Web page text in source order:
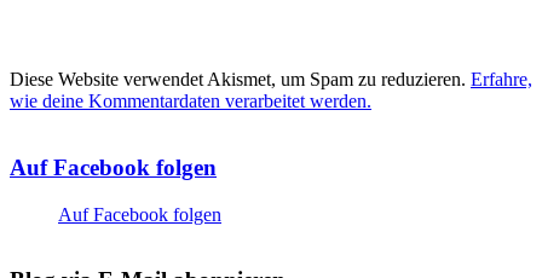
Diese Website verwendet Akismet, um Spam zu reduzieren. Erfahre,
wie deine Kommentardaten verarbeitet werden.
Auf Facebook folgen
Auf Facebook folgen